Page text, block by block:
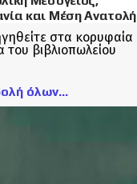
και Μέση Ανατολή
στα κορυφαία
του βιβλιοπωλείου
όλων